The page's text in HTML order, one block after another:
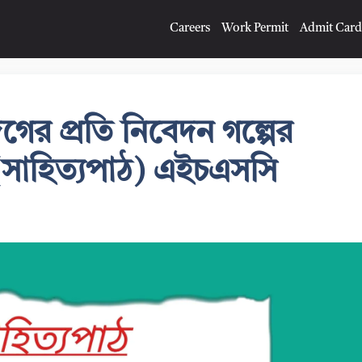
Careers Work Permit Admit Card
প্রতি নিবেদন গল্পের
এইচএসসি